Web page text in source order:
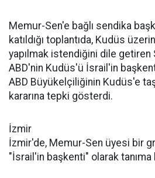
Memur-Sen'e bağlı sendika
katıldığı toplantıda, Kudüs
yapılmak istendiğini dile getiren
ABD'nin Kudüs'ü İsrail'in
ABD Büyükelçiliğinin Kudüs'e
kararına tepki gösterdi.
İzmir
İzmir'de, Memur-Sen üyesi bir
"İsrail'in başkenti" olarak tanıma